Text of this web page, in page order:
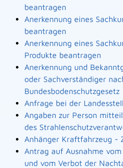
beantragen
Anerkennung eines
beantragen
Anerkennung eines
Produkte beantragen
Anerkennung und
oder Sachverständiger
Bundesbodenschutzgesetz
Anfrage bei der
Angaben zur Person
des
Anhänger Kraftfahrzeug -
Antrag auf Ausnahme
und vom Verbot der